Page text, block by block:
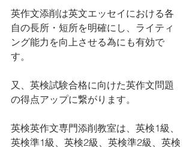
英作文添削は英文エッセイにおける各
自の長所・短所を明確にし、ライティ
ング能力を向上させる為にも有効で
す。
又、英検試験合格に向けた英作文問題
の得点アップに繋がります。
英検英作文専門添削教室は、英検1級、
英検準1級、英検2級、英検準2級、英検